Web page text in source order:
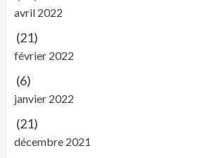
avril 2022
(21)
février 2022
(6)
janvier 2022
(21)
décembre 2021